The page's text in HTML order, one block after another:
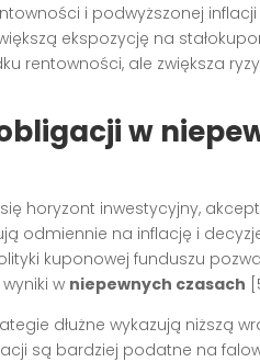
i podwyższonej inflacji
ekspozycję na
rentowności, ale zwiększa
w
horyzont inwestycyjny,
odmiennie na inflację i
kuponowej funduszu
w niepewnych czasach
dłużne wykazują niższą
są bardziej podatne na